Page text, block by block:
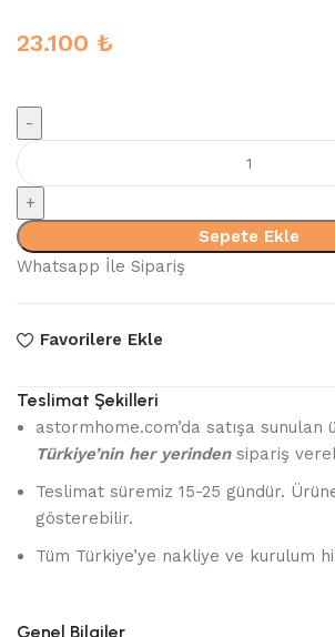
23.100 ₺
Baza
Başlık
Yatak
Seti
Sepete Ekle
Whatsapp İle Sipariş
Favorilere Ekle
Teslimat Şekilleri
astormhome.com’da satışa sunulan
Türkiye’nin her yerindensipariş
Teslimat süremiz 15-25 gündür.
gösterebilir.
Tüm Türkiye’ye nakliye ve kurulum
Genel Bilgiler